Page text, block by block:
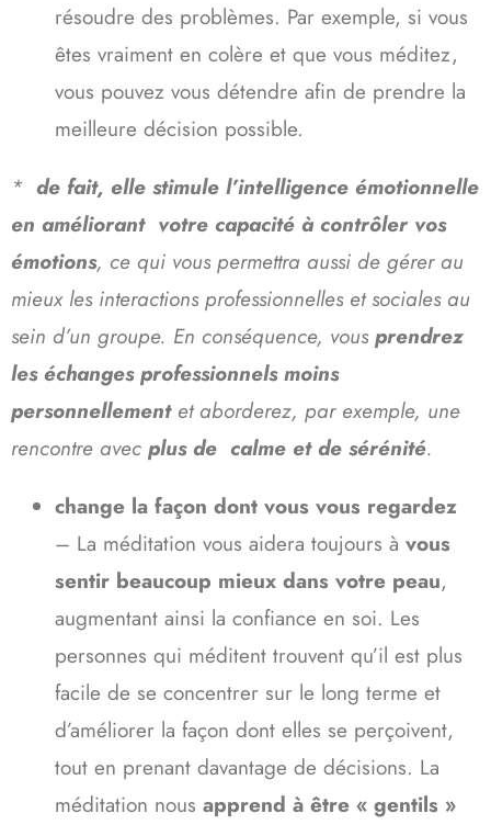
résoudre des problèmes. Par exemple, si vous
êtes vraiment en colère et que vous méditez,
vous pouvez vous détendre afin de prendre la
meilleure décision possible.
* de fait, elle stimule l’intelligence émotionnelle
en améliorant votre capacité à contrôler vos
émotions, ce qui vous permettra aussi de gérer au
mieux les interactions professionnelles et sociales au
sein d’un groupe. En conséquence, vousprendrez
les échanges professionnels moins
personnellement et aborderez, par exemple, une
rencontre avec plus de calme et de sérénité.
change la façon dont vous vous regardez
– La méditation vous aidera toujours à vous
sentir beaucoup mieux dans votre peau,
augmentant ainsi la confiance en soi. Les
personnes qui méditent trouvent qu’il est plus
facile de se concentrer sur le long terme et
d’améliorer la façon dont elles se perçoivent,
tout en prenant davantage de décisions. La
méditation nous apprend à être « gentils »